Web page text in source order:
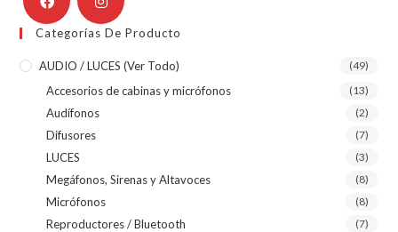
Categorías De Producto
AUDIO / LUCES (ver Todo) (49)
Accesorios de cabinas y micrófonos (13)
Audífonos (2)
Difusores (7)
LUCES (3)
Megáfonos, Sirenas y Altavoces (8)
Micrófonos (8)
Reproductores / Bluetooth (7)